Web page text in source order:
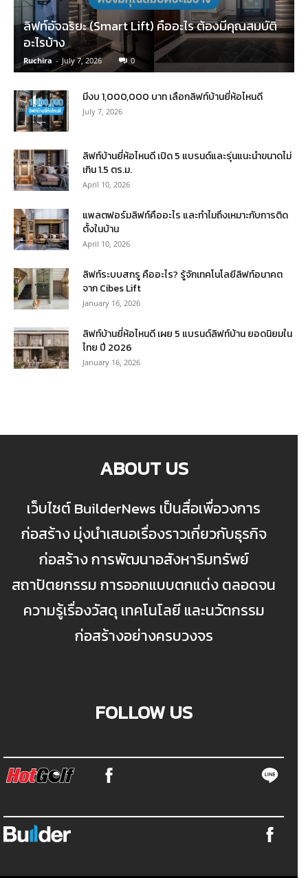
ลิฟท์อัจฉริยะ (Smart Lift) คืออะไร ต้องมีคุณสมบัติ
อะไรบ้าง
Ruchira - July 7, 2026 0
มีงบ 1,000,000 บาท เลือกลิฟท์บ้านยี่ห้อไหนดี
July 7, 2026
ลิฟท์บ้านยี่ห้อไหนดี เปิด 5 แบรนด์และรุ่นแนะนำขนาดไม่
เกิน 1.5 ตร.ม.
April 10, 2026
แพลตฟอร์มลิฟท์คืออะไร และทำไมถึงเหมาะกับการติด
ตั้งในบ้าน
April 10, 2026
ลิฟท์ระบบสกรู คืออะไร? รู้จักเทคโนโลยีลิฟท์อนาคต
จาก Cibes Lift
January 16, 2026
ลิฟท์บ้านยี่ห้อไหนดี เผย 5 แบรนด์ลิฟท์บ้าน ยอดนิยมใน
ไทย ปี 2026
January 16, 2026
ABOUT US
เว็บไซต์ BuilderNews เป็นสื่อเพื่อวงการ
ก่อสร้าง มุ่งนำเสนอเรื่องราวเกี่ยวกับธุรกิจ
ก่อสร้าง การพัฒนาอสังหาริมทรัพย์
สถาปัตยกรรม การออกแบบตกแต่ง ตลอดจน
ความรู้เรื่องวัสดุ เทคโนโลยี และนวัตกรรม
ก่อสร้างอย่างครบวงจร
FOLLOW US